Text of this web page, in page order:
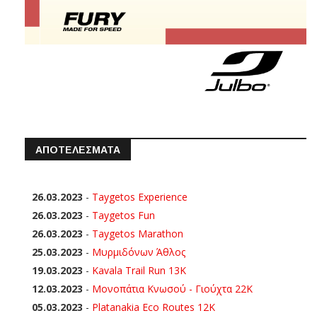
ΑΠΟΤΕΛΕΣΜΑΤΑ
26.03.2023 - Taygetos Experience
26.03.2023 - Taygetos Fun
26.03.2023 - Taygetos Marathon
25.03.2023 - Μυρμιδόνων Άθλος
19.03.2023 - Kavala Trail Run 13K
12.03.2023 - Μονοπάτια Κνωσού - Γιούχτα 22Κ
05.03.2023 - Platanakia Eco Routes 12K